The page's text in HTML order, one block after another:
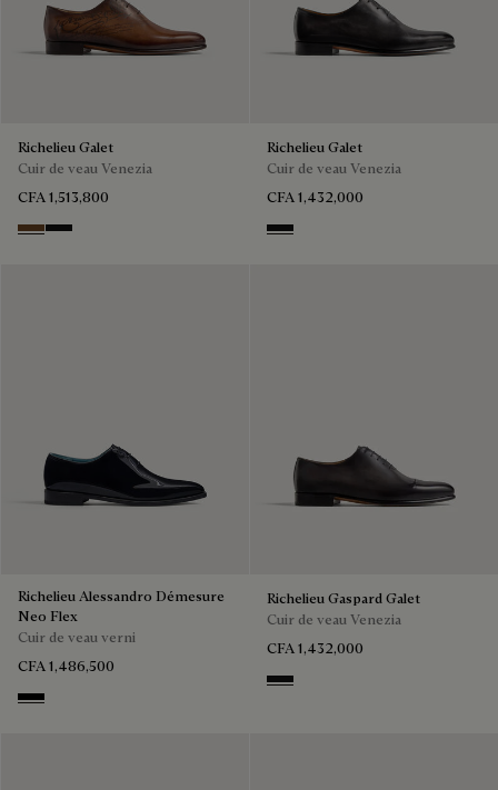
Richelieu Galet
Cuir de veau Venezia
CFA 1,513,800
TOBACCO BIS
NERO GRIGIO
Richelieu Galet
Cuir de veau Venezia
CFA 1,432,000
NERO GRIGIO
Richelieu Alessandro Démesure
Neo Flex
Cuir de veau verni
CFA 1,486,500
Black
Richelieu Gaspard Galet
Cuir de veau Venezia
CFA 1,432,000
NERO GRIGIO